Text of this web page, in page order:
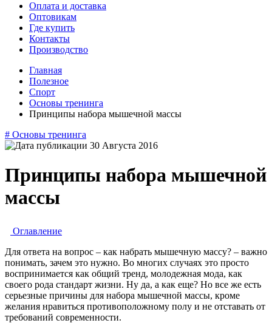
Оплата и доставка
Оптовикам
Где купить
Контакты
Производство
Главная
Полезное
Спорт
Основы тренинга
Принципы набора мышечной массы
# Основы тренинга
30 Августа 2016
Принципы набора мышечной
массы
Оглавление
Для ответа на вопрос – как набрать мышечную массу? – важно
понимать, зачем это нужно. Во многих случаях это просто
воспринимается как общий тренд, молодежная мода, как
своего рода стандарт жизни. Ну да, а как еще? Но все же есть
серьезные причины для набора мышечной массы, кроме
желания нравиться противоположному полу и не отставать от
требований современности.